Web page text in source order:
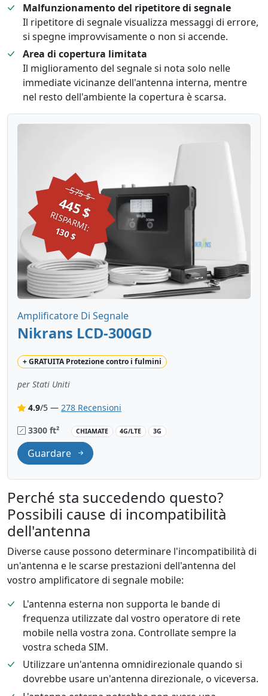
Malfunzionamento del ripetitore di segnale
Il ripetitore di segnale visualizza messaggi di errore,
si spegne improvvisamente o non si accende.
Area di copertura limitata
Il miglioramento del segnale si nota solo nelle
immediate vicinanze dell'antenna interna, mentre
nel resto dell'ambiente la copertura è scarsa.
Amplificatore Di Segnale
Nikrans LCD-300GD
+GRATUITAProtezione contro i fulmini
per Stati Uniti
4.9/5 — 278 Recensioni
3300 ft²
CHIAMATE 4G/LTE 3G
Guardare
575 $
445 $
RISPARMI:
130 $
Perché sta succedendo questo?
Possibili cause di incompatibilità
dell'antenna
Diverse cause possono determinare l'incompatibilità di
un'antenna e le scarse prestazioni dell'antenna del
vostro amplificatore di segnale mobile:
L'antenna esterna non supporta le bande di
frequenza utilizzate dal vostro operatore di rete
mobile nella vostra zona. Controllate sempre la
vostra scheda SIM.
Utilizzare un'antenna omnidirezionale quando si
dovrebbe usare un'antenna direzionale, o viceversa.